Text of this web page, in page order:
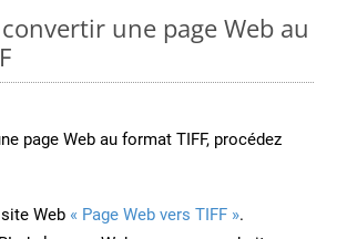
une page Web au
page Web au format TIFF, procédez
Web « Page Web vers TIFF ».